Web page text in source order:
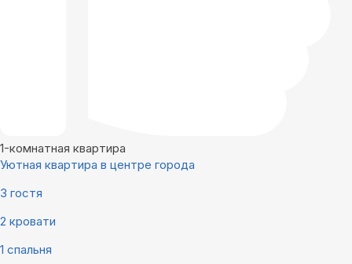
1-комнатная квартира
Уютная квартира в центре города
3 гостя
2 кровати
1 спальня